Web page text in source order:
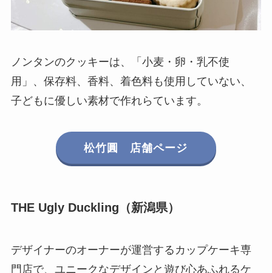
ノンタンのクッキーは、「小麦・卵・乳不使
用」、保存料、香料、着色料も使用していない、
子どもに優しい素材で作れらています。
松竹圓 店舗ページ
THE Ugly Duckling（新潟県）
デザイナーのオーナーが運営するカップケーキ専
門店で、ユニークなデザインと遊び心あふれるケ